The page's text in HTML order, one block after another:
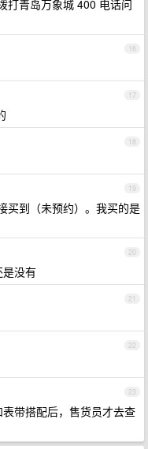
打青岛万象城 400 电话问
16
17
18
19
买到（未预约）。我买的是
20
是没有
21
22
23
带搭配后，售货员才去查